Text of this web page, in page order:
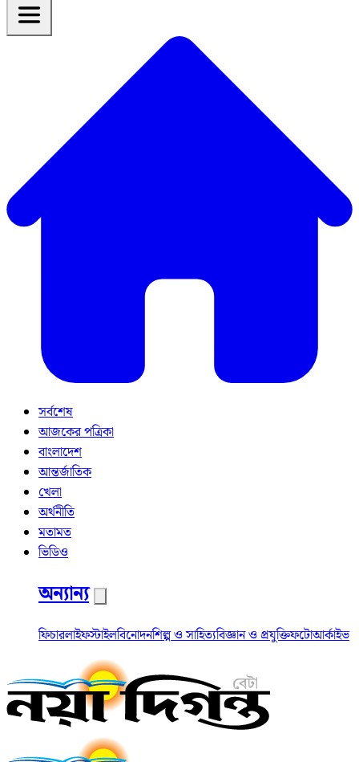
সর্বশেষ
আজকের পত্রিকা
বাংলাদেশ
আন্তর্জাতিক
খেলা
অর্থনীতি
মতামত
ভিডিও
অন্যান্য
ফিচারলাইফস্টাইলবিনোদনশিল্প ও সাহিত্যবিজ্ঞান ও প্রযুক্তিফটোআর্কাইভ